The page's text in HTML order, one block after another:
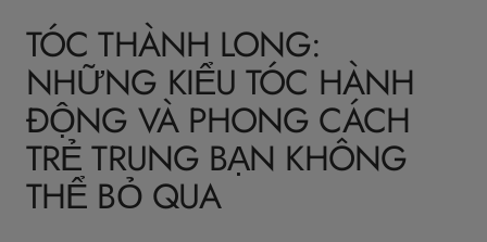
TÓC THÀNH LONG:
NHỮNG KIỂU TÓC HÀNH
ĐỘNG VÀ PHONG CÁCH
TRẺ TRUNG BẠN KHÔNG
THỂ BỎ QUA